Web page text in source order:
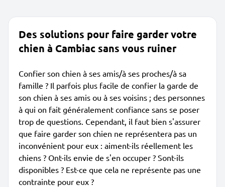
Des solutions pour faire garder votre
chien à Cambiac sans vous ruiner
Confier son chien à ses amis/à ses proches/à sa
famille ? Il parfois plus facile de confier la garde de
son chien à ses amis ou à ses voisins ; des personnes
à qui on fait généralement confiance sans se poser
trop de questions. Cependant, il faut bien s'assurer
que faire garder son chien ne représentera pas un
inconvénient pour eux : aiment-ils réellement les
chiens ? Ont-ils envie de s'en occuper ? Sont-ils
disponibles ? Est-ce que cela ne représente pas une
contrainte pour eux ?